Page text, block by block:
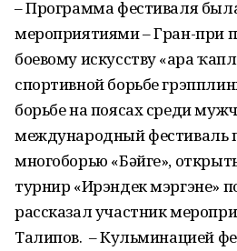
– Программа фестиваля
мероприятиями – Гран-при
боевому искусству «Ҡара
спортивной борьбе
борьбе на поясах среди
международный фестиваль
многоборью «Бәйге»,
турнир «Ирэндек мэргэне»
рассказал участник
Талипов. – Кульминацией